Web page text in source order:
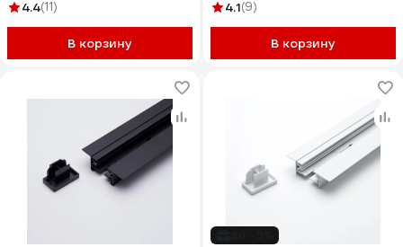
10340
4.4(11)
В корзину
10337
4.1(9)
В корзину